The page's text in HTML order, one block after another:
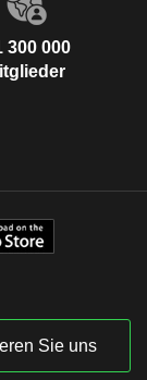
300 000
Sie uns